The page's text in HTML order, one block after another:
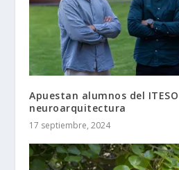
Apuestan alumnos del
neuroarquitectura
17 septiembre, 2024